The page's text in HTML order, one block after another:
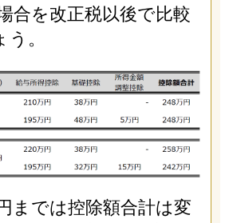
合を改正税以後で比較
。
までは控除額合計は変